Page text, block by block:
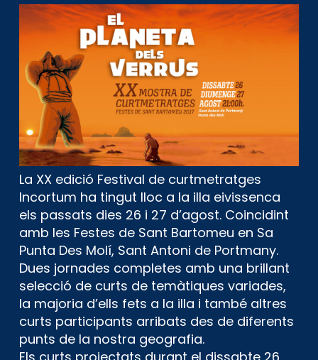
La XX edició Festival de curtmetratges
Incortum ha tingut lloc a la illa eivissenca
els passats dies 26 i 27 d’agost. Coincidint
amb les Festes de Sant Bartomeu en Sa
Punta Des Molí, Sant Antoni de Portmany.
Dues jornades completes amb una brillant
selecció de curts de temàtiques variades,
la majoria d’ells fets a la illa i també altres
curts participants arribats des de diferents
punts de la nostra geografia.